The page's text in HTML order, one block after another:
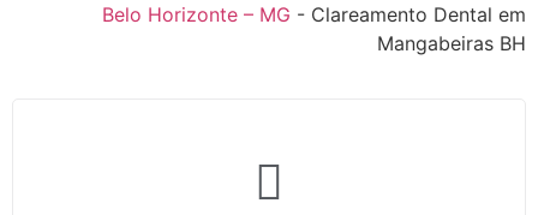
Belo Horizonte – MG - Clareamento Dental em
Mangabeiras BH